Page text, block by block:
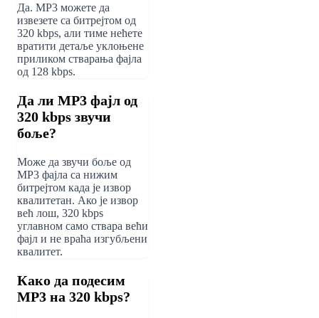
Да. MP3 можете да
извезете са битрејтом од
320 kbps, али тиме нећете
вратити детаље уклоњене
приликом стварања фајла
од 128 kbps.
Да ли MP3 фајл од
320 kbps звучи
боље?
Може да звучи боље од
MP3 фајла са нижим
битрејтом када је извор
квалитетан. Ако је извор
већ лош, 320 kbps
углавном само ствара већи
фајл и не враћа изгубљени
квалитет.
Како да подесим
MP3 на 320 kbps?